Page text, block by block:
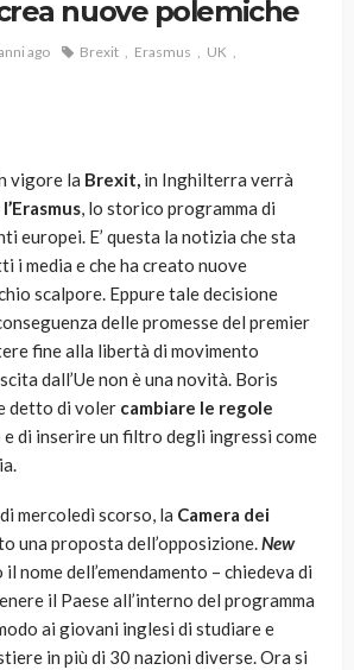
nuove polemiche
ago Brexit Erasmus
UK
vigore la Brexit, in Inghilterra verrà
, lo storico programma di
europei. E’ questa la notizia che sta
i media e che ha creato nuove
scalpore. Eppure tale decisione
delle promesse del premier
fine alla libertà di movimento
dall’Ue non è una novità. Boris
detto di voler cambiare le regole
e di inserire un filtro degli ingressi come
mercoledì scorso, la Camera dei
una proposta dell’opposizione.New
nome dell’emendamento – chiedeva di
il Paese all’interno del programma
ai giovani inglesi di studiare e
in più di 30 nazioni diverse. Ora si